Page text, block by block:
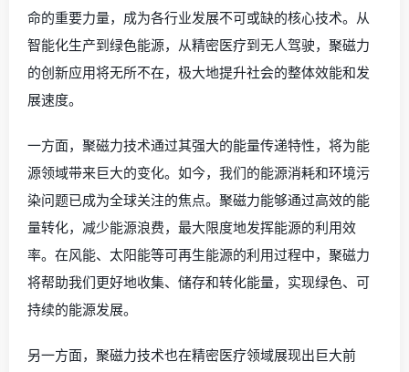
命的重要力量，成为各行业发展不可或缺的核心技术。从
智能化生产到绿色能源，从精密医疗到无人驾驶，聚磁力
的创新应用将无所不在，极大地提升社会的整体效能和发
展速度。
一方面，聚磁力技术通过其强大的能量传递特性，将为能
源领域带来巨大的变化。如今，我们的能源消耗和环境污
染问题已成为全球关注的焦点。聚磁力能够通过高效的能
量转化，减少能源浪费，最大限度地发挥能源的利用效
率。在风能、太阳能等可再生能源的利用过程中，聚磁力
将帮助我们更好地收集、储存和转化能量，实现绿色、可
持续的能源发展。
另一方面，聚磁力技术也在精密医疗领域展现出巨大前